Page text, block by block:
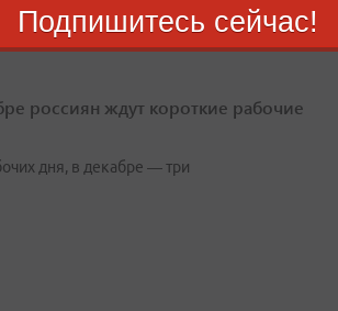
россиян ждут короткие рабочие
дня, в декабре — три
Подпишитесь сейчас!